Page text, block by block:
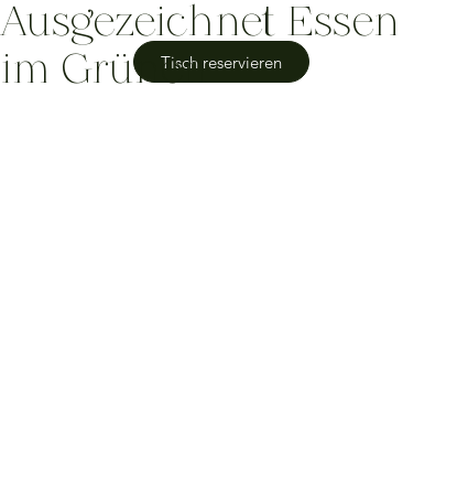
Tisch reservieren
Ausgezeichnet Essen
im Grünen